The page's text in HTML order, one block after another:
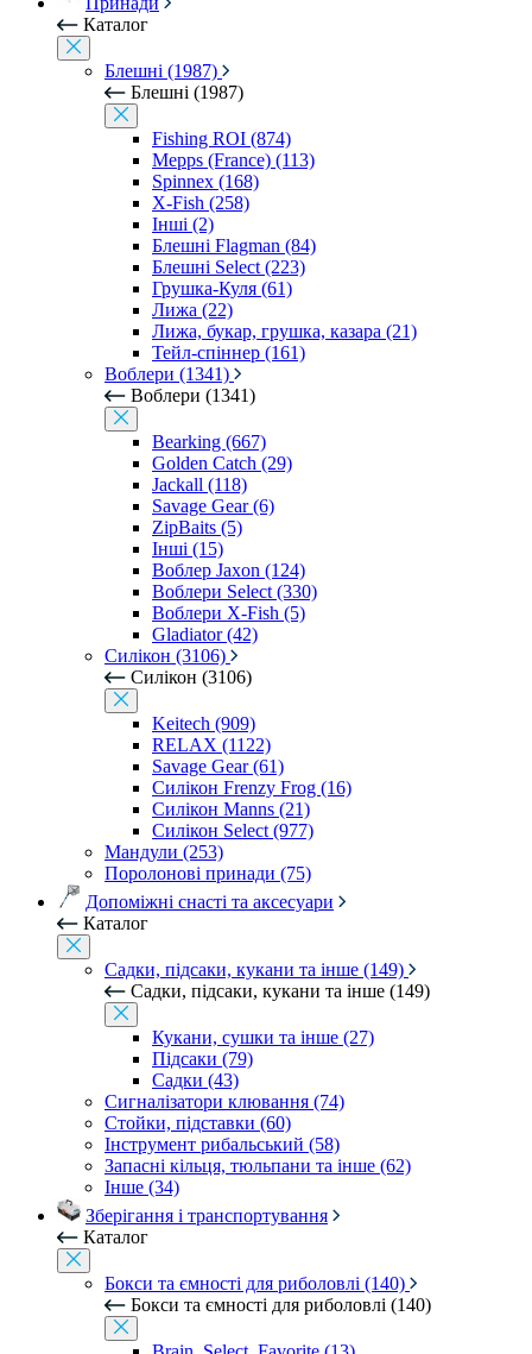
Каталог
Блешні (1987)
Блешні (1987)
Fishing ROI (874)
Mepps (France) (113)
Spinnex (168)
X-Fish (258)
Інші (2)
Блешні Flagman (84)
Блешні Select (223)
Грушка-Куля (61)
Лижа (22)
Лижа, букар, грушка, казара (21)
Тейл-спіннер (161)
Воблери (1341)
Воблери (1341)
Bearking (667)
Golden Catch (29)
Jackall (118)
Savage Gear (6)
ZipBaits (5)
Інші (15)
Воблер Jaxon (124)
Воблери Select (330)
Воблери X-Fish (5)
Gladiator (42)
Силікон (3106)
Силікон (3106)
Keitech (909)
RELAX (1122)
Savage Gear (61)
Силікон Frenzy Frog (16)
Силікон Manns (21)
Силікон Select (977)
Мандули (253)
Поролонові принади (75)
Допоміжні снасті та аксесуари
Каталог
Садки, підсаки, кукани та інше (149)
Садки, підсаки, кукани та інше (149)
Кукани, сушки та інше (27)
Підсаки (79)
Садки (43)
Сигналізатори клювання (74)
Стойки, підставки (60)
Інструмент рибальський (58)
Запасні кільця, тюльпани та інше (62)
Інше (34)
Зберігання і транспортування
Каталог
Бокси та ємності для риболовлі (140)
Бокси та ємності для риболовлі (140)